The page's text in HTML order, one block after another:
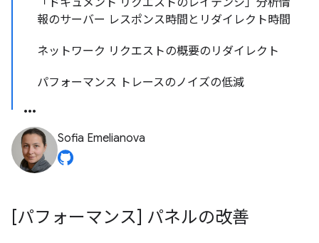
「ドキュメント リクエストのレイテンシ」分析情
報のサーバー レスポンス時間とリダイレクト時間
ネットワーク リクエストの概要のリダイレクト
パフォーマンス トレースのノイズの低減
Sofia Emelianova
[パフォーマンス] パネルの改善